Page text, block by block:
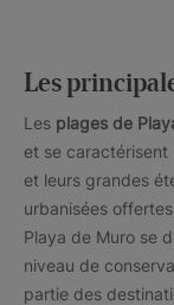
Les
Les plages de
et se caractérisent
et leurs grandes
urbanisées
Playa de Muro se
niveau de
partie des